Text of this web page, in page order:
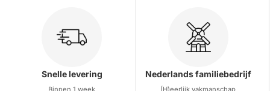
Snelle levering
Binnen 1 week
Nederlands familiebedrijf
(H)eerlijk vakmanschap